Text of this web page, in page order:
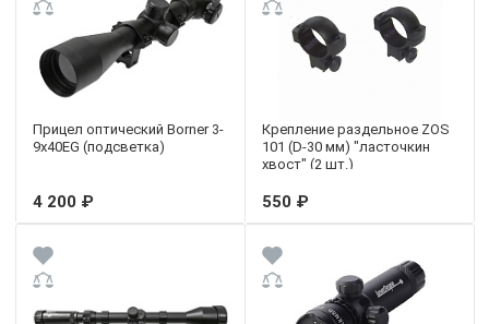
Прицел оптический Borner 3-
9х40EG (подсветка)
4 200 ₽
Крепление раздельное ZOS
101 (D-30 мм) "ласточкин
хвост" (2 шт.)
550 ₽